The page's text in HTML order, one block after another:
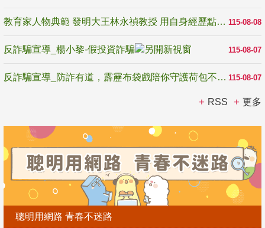
115-08-08
教育家人物典範 發明大王林永禎教授 用自身經歷點亮學生的路
115-08-07
反詐騙宣導_楊小黎-假投資詐騙
115-08-07
反詐騙宣導_防詐有道，霹靂布袋戲陪你守護荷包不受騙
RSS 更多
聰明用網路 青春不迷路